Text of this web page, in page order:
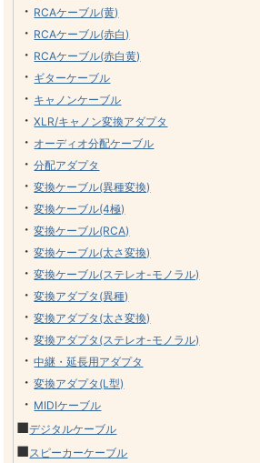
・ RCAケーブル(黄)
・ RCAケーブル(赤白)
・ RCAケーブル(赤白黄)
・ ギターケーブル
・ キャノンケーブル
・XLR/キャノン変換アダプタ
・ オーディオ分配ケーブル
・分配アダプタ
・変換ケーブル(異種変換)
・変換ケーブル(4極)
・変換ケーブル(RCA)
・変換ケーブル(太さ変換)
・変換ケーブル(ステレオ-モノラル)
・変換アダプタ(異種)
・変換アダプタ(太さ変換)
・変換アダプタ(ステレオ-モノラル)
・中継・延長用アダプタ
・変換アダプタ(L型)
・ MIDIケーブル
■デジタルケーブル
■スピーカーケーブル